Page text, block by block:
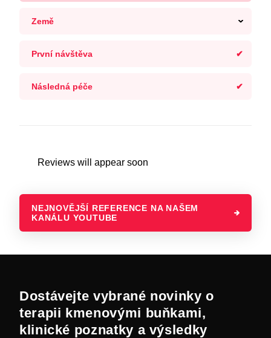
Země
První návštěva
Následná péče
Reviews will appear soon
NEJNOVĚJŠÍ REFERENCE NA NAŠEM
KANÁLU YOUTUBE
Dostávejte vybrané novinky o
terapii kmenovými buňkami,
klinické poznatky a výsledky